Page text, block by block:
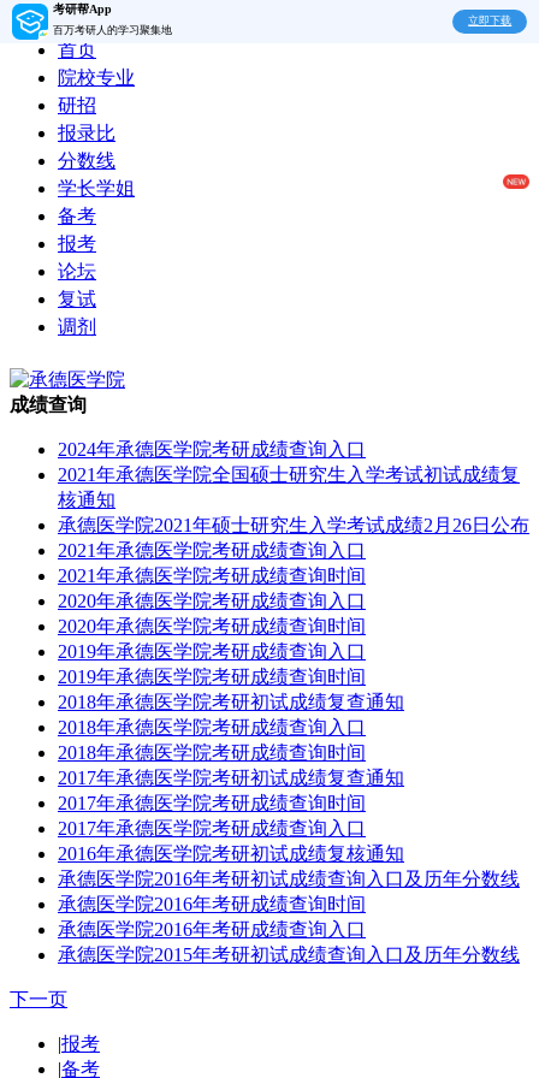
考研帮App
百万考研人的学习聚集地
立即下载
首页
院校专业
研招
报录比
分数线
学长学姐
备考
报考
论坛
复试
调剂
成绩查询
2024年承德医学院考研成绩查询入口
2021年承德医学院全国硕士研究生入学考试初试成绩复
核通知
承德医学院2021年硕士研究生入学考试成绩2月26日公布
2021年承德医学院考研成绩查询入口
2021年承德医学院考研成绩查询时间
2020年承德医学院考研成绩查询入口
2020年承德医学院考研成绩查询时间
2019年承德医学院考研成绩查询入口
2019年承德医学院考研成绩查询时间
2018年承德医学院考研初试成绩复查通知
2018年承德医学院考研成绩查询入口
2018年承德医学院考研成绩查询时间
2017年承德医学院考研初试成绩复查通知
2017年承德医学院考研成绩查询时间
2017年承德医学院考研成绩查询入口
2016年承德医学院考研初试成绩复核通知
承德医学院2016年考研初试成绩查询入口及历年分数线
承德医学院2016年考研成绩查询时间
承德医学院2016年考研成绩查询入口
承德医学院2015年考研初试成绩查询入口及历年分数线
下一页
|报考
|备考